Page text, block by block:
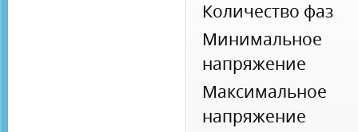
Количество фаз
напряжение
напряжение